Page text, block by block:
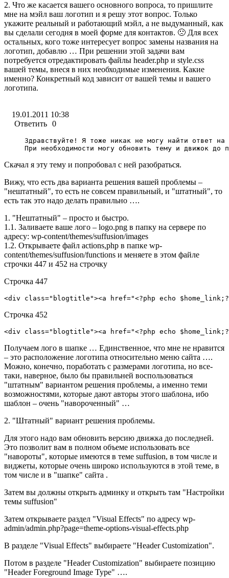
2. Что же касается вашего основного вопроса, то пришлите
мне на мэйл ваш логотип и я решу этот вопрос. Только
укажите реальный и работающий мэйл, а не выдуманный, как
вы сделали сегодня в моей форме для контактов. 🙁 Для всех
остальных, кого тоже интересует вопрос замены названия на
логотип, добавлю … При решении этой задачи вам
потребуется отредактировать файлы header.php и style.css
вашей темы, внеся в них необходимые изменения. Какие
именно? Конкретный код зависит от вашей темы и вашего
логотипа.
19.01.2011 10:38
Ответить 0
Здравствуйте! Я тоже никак не могу найти ответ
При необходимости могу обновить тему и движок
Cкачал я эту тему и попробовал с ней разобраться.
Вижу, что есть два варианта решения вашей проблемы –
"нештатный", то есть не совсем правильный, и "штатный", то
есть так это надо делать правильно ….
1. "Нештатный" – просто и быстро.
1.1. Заливаете ваше лого – logo.png в папку на сервере по
адресу: wp-content/themes/suffusion/images
1.2. Открываете файл actions,php в папке wp-
content/themes/suffusion/functions и меняете в этом файле
строчки 447 и 452 на строчку
Строчка 447
<div class="blogtitle"><a href="<?php echo
Строчка 452
<div class="blogtitle"><a href="<?php echo
Получаем лого в шапке … Единственное, что мне не нравится
– это расположение логотипа относительно меню сайта ….
Можно, конечно, поработать с размерами логотипа, но все-
таки, наверное, было бы правильней воспользоваться
"штатным" вариантом решения проблемы, а именно теми
возможностями, которые дают авторы этого шаблона, ибо
шаблон – очень "навороченный" …
2. "Штатный" вариант решения проблемы.
Для этого надо вам обновить версию движка до последней.
Это позволит вам в полном объеме использовать все
"навороты", которые имеются в теме suffusion, в том числе и
виджеты, которые очень широко используются в этой теме, в
том числе и в "шапке" сайта .
Затем вы должны открыть админку и открыть там "Настройки
темы suffusion"
Затем открываете раздел "Visual Effects" по адресу wp-
admin/admin.php?page=theme-options-visual-effects.php
В разделе "Visual Effects" выбираете "Header Customization".
Потом в разделе "Header Customization" выбираете позицию
"Header Foreground Image Type" ….